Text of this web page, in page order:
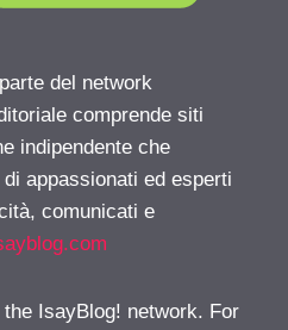
del network
comprende siti
indipendente che
appassionati ed esperti
comunicati e
IsayBlog! network. For